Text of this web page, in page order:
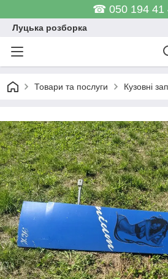
☎ 050 194 41
Луцька розборка
Товари та послуги Кузовні